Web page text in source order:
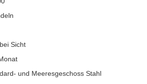
Sicht
und Meeresgeschoss Stahl